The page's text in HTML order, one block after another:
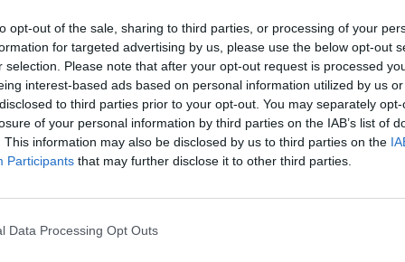
opt-out of the sale, sharing to third parties, or processing of your
for targeted advertising by us, please use the below opt-out
selection. Please note that after your opt-out request is processed
interest-based ads based on personal information utilized by us
to third parties prior to your opt-out. You may separately
of your personal information by third parties on the IAB’s list of
This information may also be disclosed by us to third parties on the
Participants that may further disclose it to other third parties.
Data Processing Opt Outs
të fillojnë nga data 13 Shkurt 2023. KZAZ
i ndarë në 50% të tyre nga secila palë, PS ose
nga KQZ-ja, me propozim të KZAZ-së, sipas
vlerësojnë se baza ligjore, procedura
dhe një devijim nga standardet e mira
vetëm listën e propozimeve nga PS, PL/LSI
dy lista, një nga PD1 (Alibeaj) dhe një nga
dhe administrativ, por KQZ është institucion i